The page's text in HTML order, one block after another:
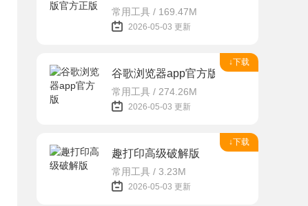
常用工具 / 169.47M
2026-05-03 更新
↓下载
谷歌浏览器app官方版
常用工具 / 274.26M
2026-05-03 更新
↓下载
趣打印高级破解版
常用工具 / 3.23M
2026-05-03 更新